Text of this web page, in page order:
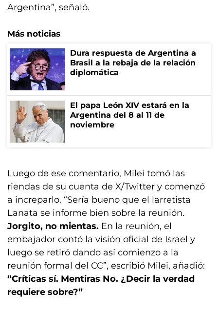
Argentina”, señaló.
Más noticias
Dura respuesta de Argentina a
Brasil a la rebaja de la relación
diplomática
El papa León XIV estará en la
Argentina del 8 al 11 de
noviembre
Luego de ese comentario, Milei tomó las
riendas de su cuenta de X/Twitter y comenzó
a increparlo. “Sería bueno que el larretista
Lanata se informe bien sobre la reunión.
Jorgito, no mientas. En la reunión, el
embajador contó la visión oficial de Israel y
luego se retiró dando así comienzo a la
reunión formal del CC”, escribió Milei, añadió:
“Críticas sí. Mentiras No. ¿Decir la verdad
requiere sobre?”